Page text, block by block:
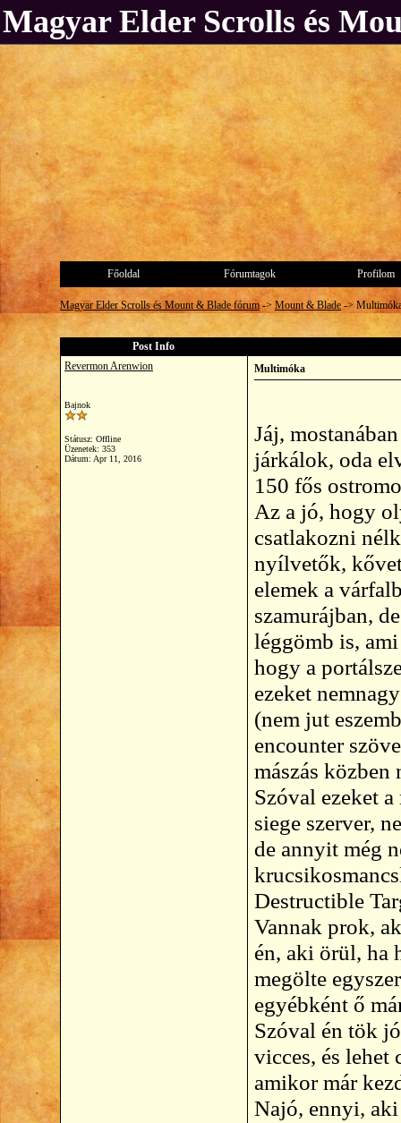
Magyar Elder Scrolls és
Főoldal Fórumtagok Profilom
Magyar Elder Scrolls és Mount & Blade fórum-> Mount & Blade ->
Post Info
Revermon Arenwion
Bajnok
Státusz: Offline
Üzenetek: 353
Dátum: Apr 11, 2016
Multimóka
Jáj,
járkálok, oda
150 fős
Az a jó, hogy
csatlakozni
nyílvetők,
elemek a
szamurájban,
léggömb is,
hogy a
ezeket
(nem jut
encounter
mászás
Szóval ezeket
siege szerver,
de annyit még
Destructible
Vannak prok,
én, aki örül, ha
megölte
egyébként ő
Szóval én tök
vicces, és
amikor már
Najó, ennyi,